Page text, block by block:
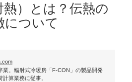
）とは？伝熱の
について
業。輻射式冷暖房「F-CON」の製品開発
算業務に従事。